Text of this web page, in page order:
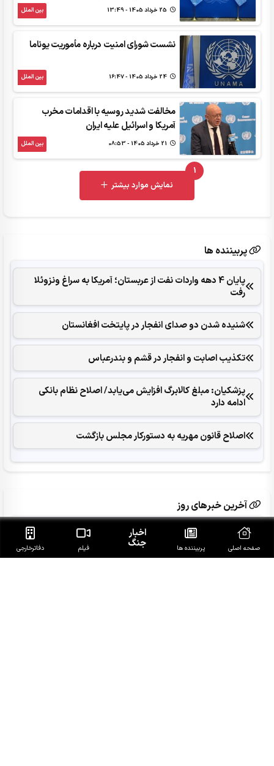
بین الملل
نشست شورای امنیت درباره مأموریت یوناما
بین الملل
مخالفت شدید روسیه با اقدامات مخرب
آمریکا و اسرائیل علیه ایران
بین الملل
1
UNREAD MESSAGES
نمایش موارد بیشتر
پربیننده ها
پایان 4 دهه واردات نفت از عربستان؛ آمریکا به سراغ ونزوئلا
رفت
شنیده شدن دو صدای انفجار در پایتخت افغانستان
تکذیب اصابت و انفجار در قشم و بندرعباس
پزشکیان: مبلغ کالابرگ افزایش می‌یابد/ اصلاح نظام بانکی
ادامه دارد
اصلاح قانون مهریه به دستورکار مجلس بازگشت
آخرین خبرهای روز
انفجار در مقر مزدوران وابسته به ریاض در مرکز و شرق یمن
صفحه اصلی پربیننده ها
اخبار
جنگ فیلم دفاتر‌خارجی